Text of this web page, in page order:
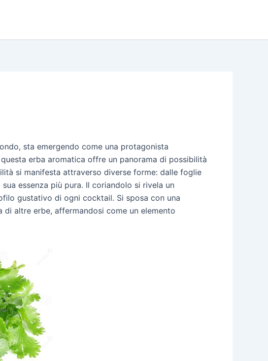
sta emergendo come una protagonista
erba aromatica offre un panorama di possibilità
si manifesta attraverso diverse forme: dalle foglie
essenza più pura. Il coriandolo si rivela un
gustativo di ogni cocktail. Si sposa con una
altre erbe, affermandosi come un elemento